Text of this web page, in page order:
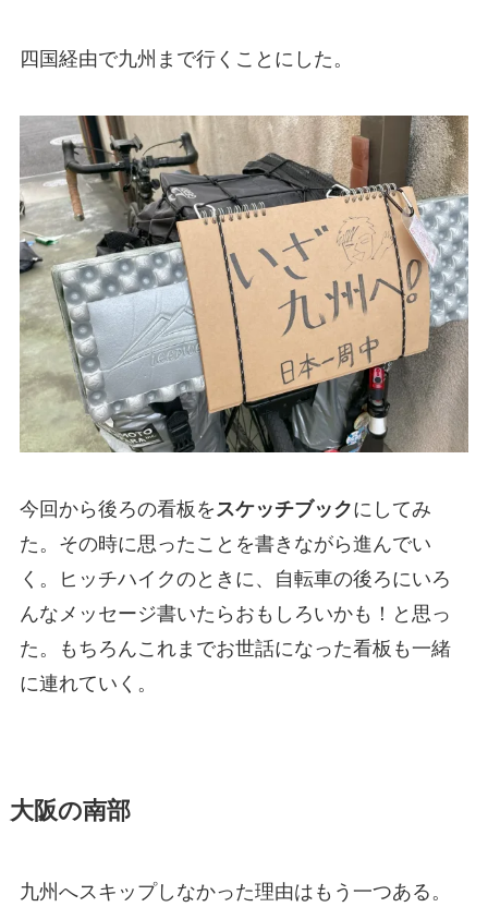
四国経由で九州まで行くことにした。
今回から後ろの看板を スケッチブックにしてみ
た。その時に思ったことを書きながら進んでい
く。ヒッチハイクのときに、自転車の後ろにいろ
んなメッセージ書いたらおもしろいかも！と思っ
た。もちろんこれまでお世話になった看板も一緒
に連れていく。
大阪の南部
九州へスキップしなかった理由はもう一つある。